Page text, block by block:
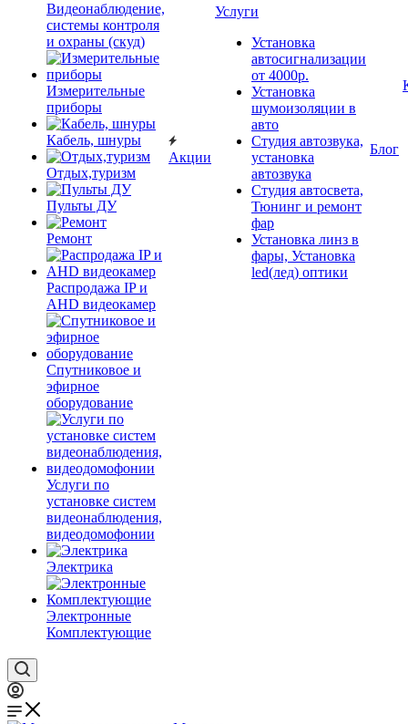
Видеонаблюдение,
системы контроля
и охраны (скуд)
Измерительные
приборы
Кабель, шнуры
Отдых,туризм
Пульты ДУ
Ремонт
Распродажа IP и
AHD видеокамер
Спутниковое и
эфирное
оборудование
Услуги по
установке систем
видеонаблюдения,
видеодомофонии
Электрика
Электронные
Комплектующие
Акции
Услуги
Установка
автосигнализации
от 4000р.
Установка
шумоизоляции в
авто
Студия автозвука,
установка
автозвука
Студия автосвета,
Тюнинг и ремонт
фар
Установка линз в
фары, Установка
led(лед) оптики
Блог